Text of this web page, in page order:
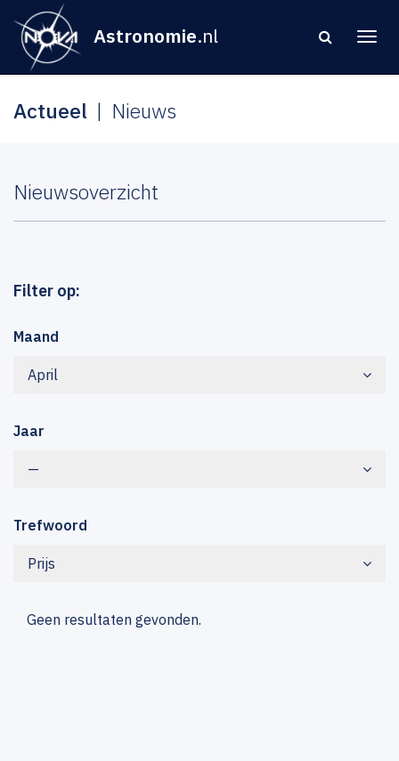
Astronomie.nl
Actueel Nieuws
Nieuwsoverzicht
Filter op:
Maand
April
Jaar
—
Trefwoord
Prijs
Geen resultaten gevonden.